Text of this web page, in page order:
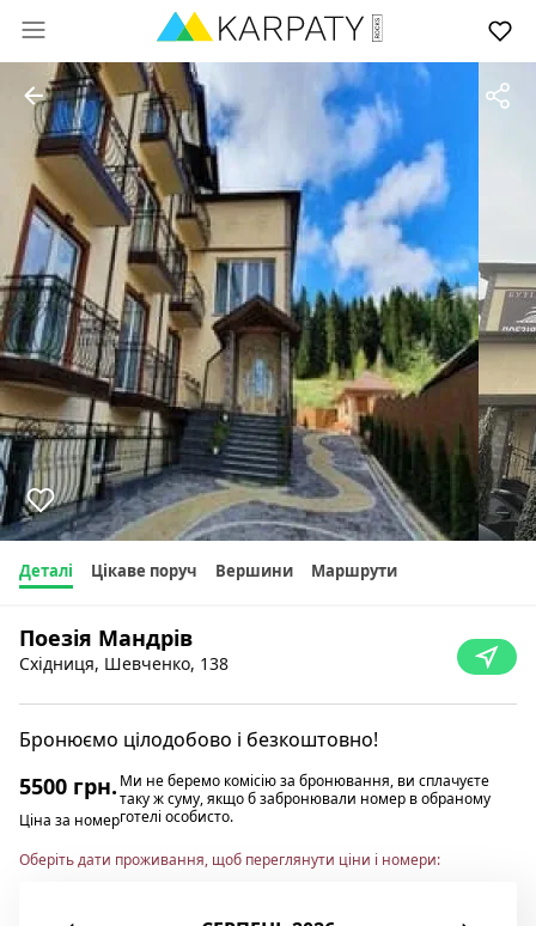
Деталі Цікаве поруч Вершини Маршрути
Поезія Мандрів
Східниця, Шевченко, 138
Бронюємо цілодобово і безкоштовно!
5500 грн.
Ціна за номер
Ми не беремо комісію за бронювання, ви сплачуєте
таку ж суму, якщо б забронювали номер в обраному
готелі особисто.
Оберіть дати проживання, щоб переглянути ціни і номери: